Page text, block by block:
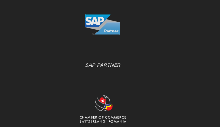
SAP PARTNER